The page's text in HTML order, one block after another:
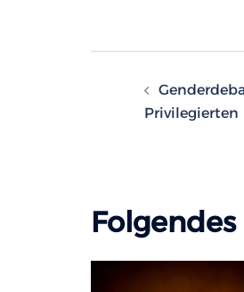
Privilegierten